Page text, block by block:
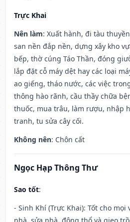
Trực Khai
Nên làm: Xuất hành, đi tàu
san nền đắp nền, dựng xây kho
bếp, thờ cúng Táo Thần, đóng
lắp đặt cỗ máy dệt hay các loại
ao giếng, tháo nước, các việc
thông hào rãnh, cầu thầy chữa
thuốc, mua trâu, làm rượu, nhập
tranh, tu sửa cây cối.
Không nên: Chôn cất
Ngọc Hạp Thông Thư
Sao tốt:
- Sinh Khí (Trực Khai): Tốt cho